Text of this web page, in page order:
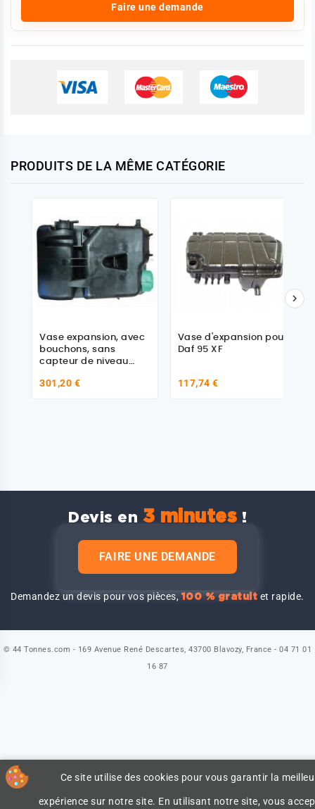
Faire une demande
PRODUITS DE LA MÊME CATÉGORIE
Vase expansion, avec
bouchons, sans
capteur de niveau
301,20 €
Vase d'expansion pour
Daf 95 XF
117,74 €

Devis en 3 minutes !
FAIRE UNE DEMANDE
Demandez un devis pour vos pièces,100 % gratuit et rapide.
Ce site utilise des cookies pour vous garantir la
expérience sur notre site. En utilisant notre site, vous
© 44 Tonnes.com - 169 Avenue René Descartes, 43700 Blavozy, France - 04 71 01
16 87